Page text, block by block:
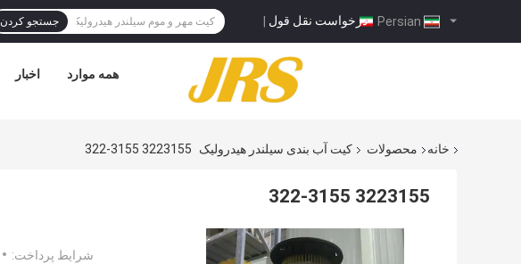
درخواست نقل قول | جستجو کردن
اخبار همه موارد
خانه محصولات کیت آب بندی سیلندر هیدرولیک 3223155 322-3155
3223155 322-3155
شرایط پرداخت: